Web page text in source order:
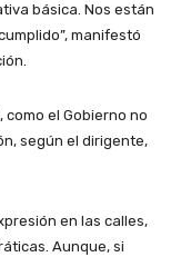
básica. Nos están
manifestó
el Gobierno no
según el dirigente,
en las calles,
Aunque, si